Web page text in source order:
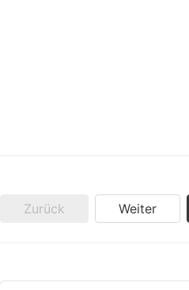
Zurück Weiter